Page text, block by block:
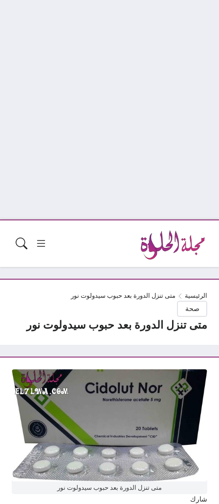
الرئيسية متى تنزل الدورة بعد حبوب سيدولوت نور
صحة
متى تنزل الدورة بعد حبوب سيدولوت نور
متى تنزل الدورة بعد حبوب سيدولوت نور
شارك